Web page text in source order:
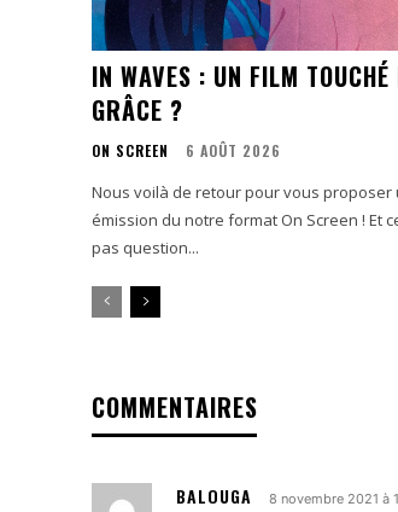
IN WAVES : UN FILM
GRÂCE ?
ON SCREEN 6 AOÛT 2026
Nous voilà de retour pour vous proposer
émission du notre format On Screen ! Et
pas question...
COMMENTAIRES
BALOUGA 8 novembre 2021 à